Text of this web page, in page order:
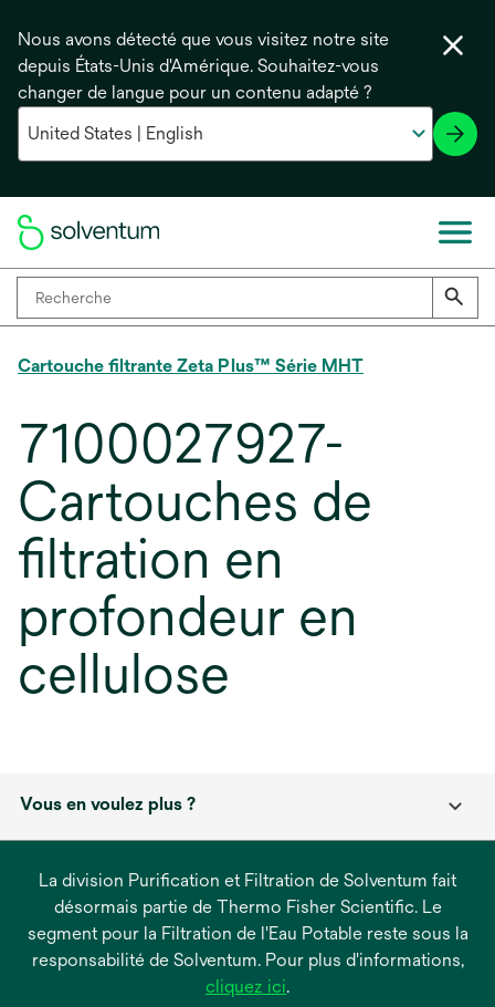
Nous avons détecté que vous visitez notre site
depuis États-Unis d'Amérique. Souhaitez-vous
changer de langue pour un contenu adapté ?
Cartouche filtrante Zeta Plus™ Série MHT
7100027927-
Cartouches de
filtration en
profondeur en
cellulose
Vous en voulez plus ?
La division Purification et Filtration de Solventum fait
désormais partie de Thermo Fisher Scientific. Le
segment pour la Filtration de l'Eau Potable reste sous la
responsabilité de Solventum. Pour plus d'informations,
cliquez icis’ouvre
.